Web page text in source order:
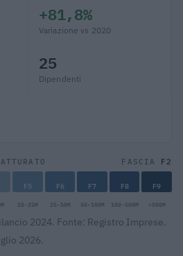
+81,8%
Variazione vs 2020
25
Dipendenti
FASCIA F2
F5 F6 F7 F8 F9
10-25M 25-50M 50-100M 100-500M >500M
2024. Fonte: Registro Imprese.
2026.